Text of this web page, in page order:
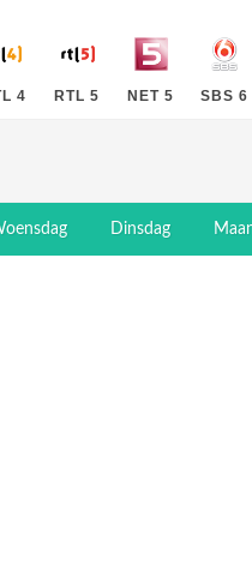
4 RTL 5 NET 5 SBS 6
Dinsdag